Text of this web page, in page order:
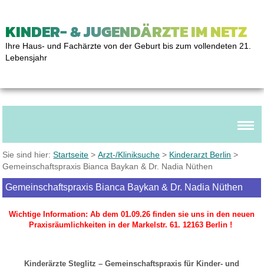
KINDER- & JUGENDÄRZTE IM NETZ
Ihre Haus- und Fachärzte von der Geburt bis zum vollendeten 21.
Lebensjahr
Sie sind hier:Startseite >Arzt-/Kliniksuche > Kinderarzt Berlin >
Gemeinschaftspraxis Bianca Baykan & Dr. Nadia Nüthen
Gemeinschaftspraxis Bianca Baykan & Dr. Nadia Nüthen
Wichtige Information: Ab dem 01.09.26 finden sie uns in den neuen
Praxisräumlichkeiten in der Markelstr. 61. 12163 Berlin !
Kinderärzte Steglitz – Gemeinschaftspraxis für Kinder- und